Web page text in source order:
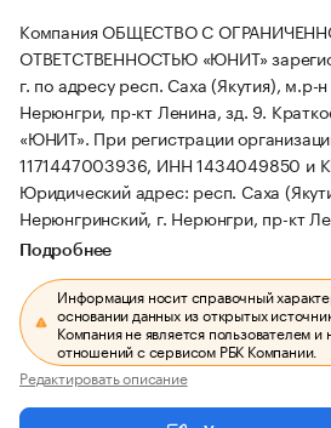
Компания ОБЩЕСТВО С
ОТВЕТСТВЕННОСТЬЮ «ЮНИТ»
г. по адресу респ. Саха (Якутия), м.р-
Нерюнгри, пр-кт Ленина, зд. 9.
«ЮНИТ». При регистрации
1171447003936, ИНН 1434049850 и
Юридический адрес: респ. Саха
Нерюнгринский, г. Нерюнгри, пр-кт
Подробнее
Информация носит справочный
основании данных из открытых
Компания не является пользователем
отношений с сервисом РБК Компании.
Редактировать описание